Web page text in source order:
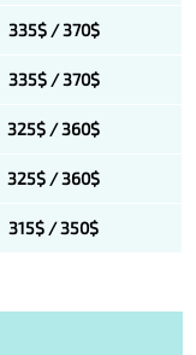
335$ / 370$
335$ / 370$
325$ / 360$
325$ / 360$
315$ / 350$